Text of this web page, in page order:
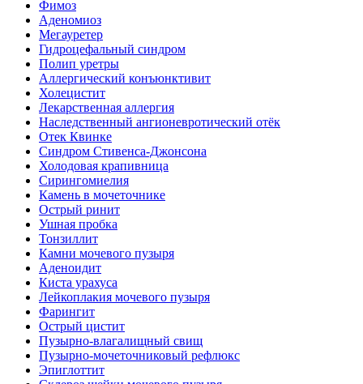
Фимоз
Аденомиоз
Мегауретер
Гидроцефальный синдром
Полип уретры
Аллергический конъюнктивит
Холецистит
Лекарственная аллергия
Наследственный ангионевротический отёк
Отек Квинке
Синдром Стивенса-Джонсона
Холодовая крапивница
Сирингомиелия
Камень в мочеточнике
Острый ринит
Ушная пробка
Тонзиллит
Камни мочевого пузыря
Аденоидит
Киста урахуса
Лейкоплакия мочевого пузыря
Фарингит
Острый цистит
Пузырно-влагалищный свищ
Пузырно-мочеточниковый рефлюкс
Эпиглоттит